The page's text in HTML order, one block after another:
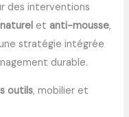
des interventions
et anti-mousse,
stratégie intégrée
durable.
outils, mobilier et